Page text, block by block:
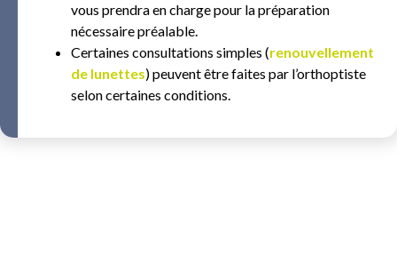
vous prendra en charge pour la préparation
nécessaire préalable.
Certaines consultations simples (renouvellement
de lunettes) peuvent être faites par l’orthoptiste
selon certaines conditions.